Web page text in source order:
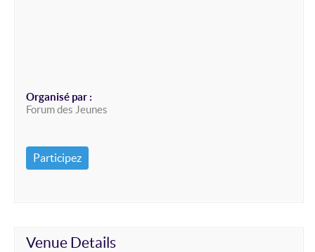
Organisé par :
Forum des Jeunes
Participez
Venue Details